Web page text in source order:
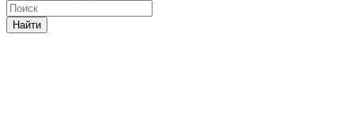
Найти